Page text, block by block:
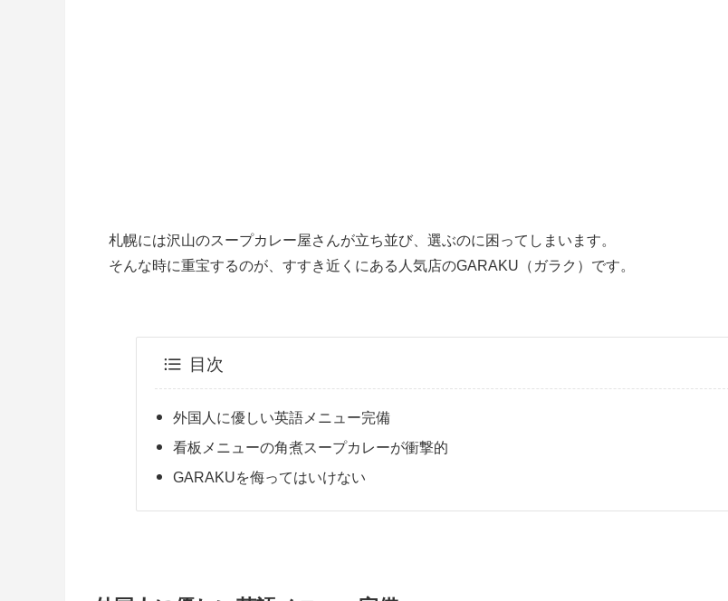
札幌には沢山のスープカレー屋さんが立ち並び、選ぶのに困ってしまいます。
そんな時に重宝するのが、すすき近くにある人気店のGARAKU（ガラク）です。
目次
外国人に優しい英語メニュー完備
看板メニューの角煮スープカレーが衝撃的
GARAKUを侮ってはいけない